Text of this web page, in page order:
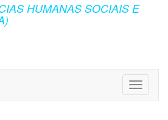
HUMANAS SOCIAIS E
Toggle